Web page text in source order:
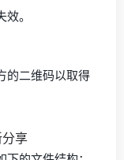
。
的二维码以取得